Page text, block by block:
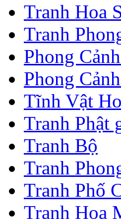
Tranh Hoa
Tranh
Phong
Phong
Tĩnh Vật
Tranh Phật
Tranh Bộ
Tranh
Tranh Phố
Tranh Hoa